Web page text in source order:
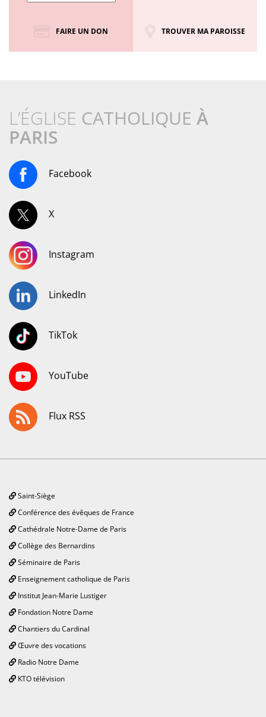
FAIRE UN DON TROUVER MA PAROISSE
L’ÉGLISE CATHOLIQUE À
PARIS
Facebook
X
Instagram
LinkedIn
TikTok
YouTube
Flux RSS
Saint-Siège
Conférence des évêques de France
Cathédrale Notre-Dame de Paris
Collège des Bernardins
Séminaire de Paris
Enseignement catholique de Paris
Institut Jean-Marie Lustiger
Fondation Notre Dame
Chantiers du Cardinal
Œuvre des vocations
Radio Notre Dame
KTO télévision